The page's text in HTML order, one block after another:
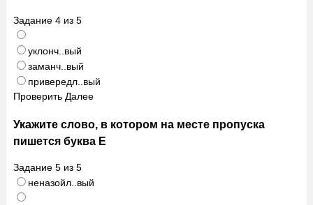
Задание 4из 5
уклонч..вый
заманч..вый
привередл..вый
Проверить Далее
Укажите слово, в котором на месте пропуска
пишется буква Е
Задание 5из 5
неназойл..вый